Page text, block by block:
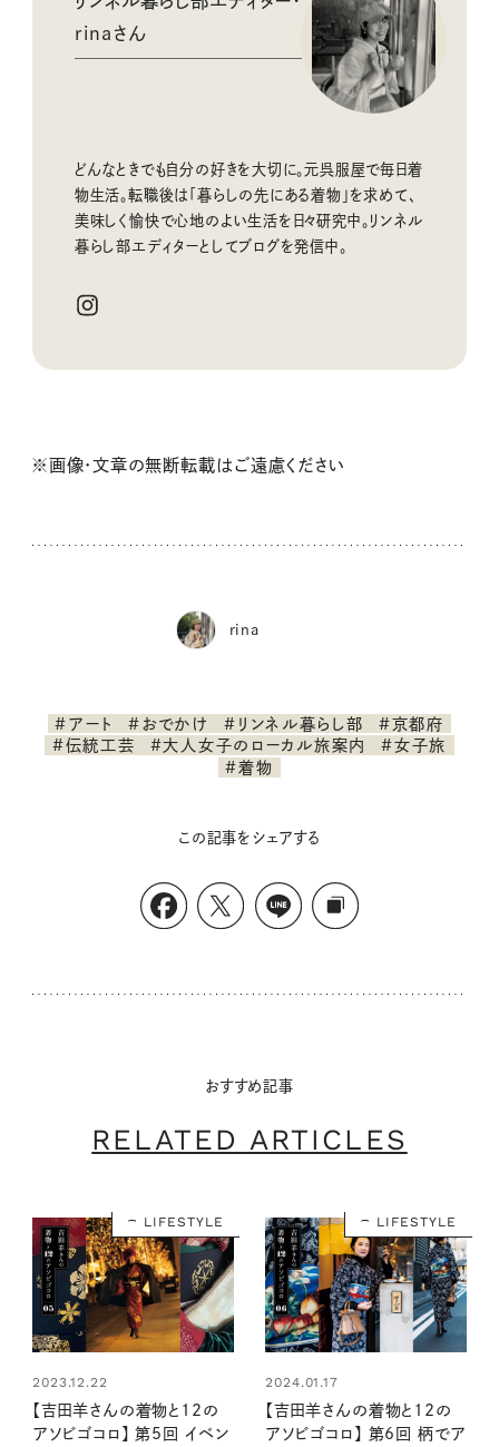
rinaさん
どんなときでも自分の好きを大切に。元呉服屋で毎日着
物生活。転職後は「暮らしの先にある着物」を求めて、
美味しく愉快で心地のよい生活を 日々研究中。リンネル
暮らし部エディターとしてブログを発信中。
※画像・文章の無断転載はご遠慮ください
rina
#アート #おでかけ #リンネル暮らし部
#京都府
#伝統工芸
#大人女子のローカル旅案内
#女子旅
#着物
この記事をシェアする
おすすめ記事
RELATED ARTICLES
LIFESTYLE
2023.12.22
【吉田羊さんの着物と12の
アソビゴコロ】 第5回 イベン
LIFESTYLE
2024.01.17
【吉田羊さんの着物と12の
アソビゴコロ】 第6回 柄でア